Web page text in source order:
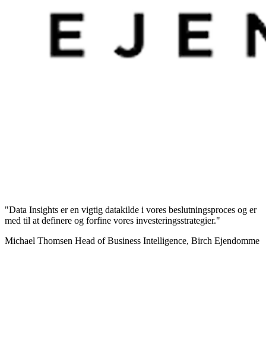
"Data Insights er en vigtig datakilde i vores beslutningsproces og er
med til at definere og forfine vores investeringsstrategier."
Michael Thomsen Head of Business Intelligence, Birch Ejendomme